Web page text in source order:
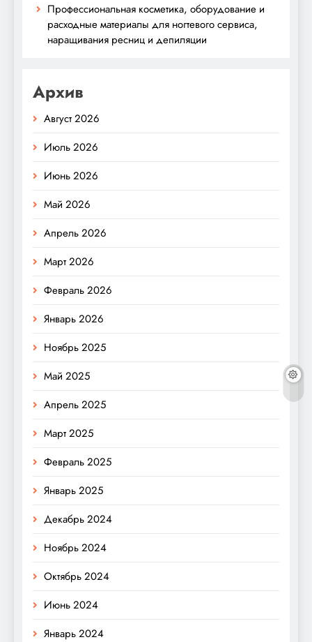
Профессиональная косметика, оборудование и
расходные материалы для ногтевого сервиса,
наращивания ресниц и депиляции
Архив
Август 2026
Июль 2026
Июнь 2026
Май 2026
Апрель 2026
Март 2026
Февраль 2026
Январь 2026
Ноябрь 2025
Май 2025
Апрель 2025
Март 2025
Февраль 2025
Январь 2025
Декабрь 2024
Ноябрь 2024
Октябрь 2024
Июнь 2024
Январь 2024